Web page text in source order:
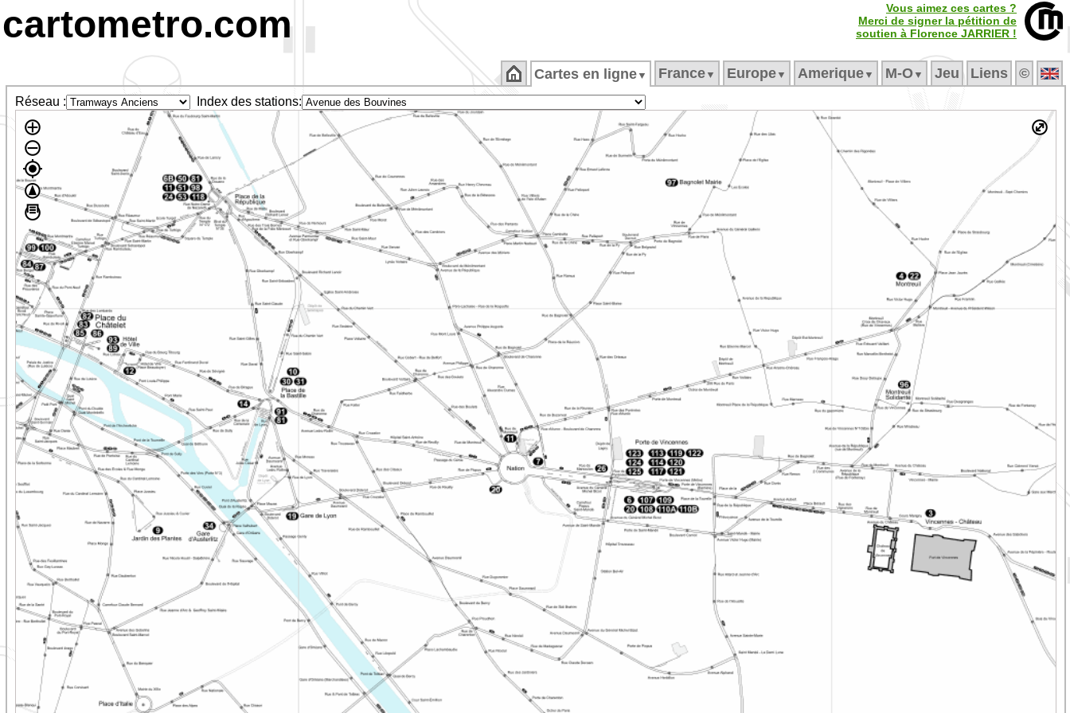
cartometro.com
Vous aimez ces cartes ?
Merci de signer la pétition de
soutien à Florence JARRIER !
Cartes en ligne ▼ France ▼ Europe ▼ Amerique ▼ M‑O ▼ Jeu Liens ©
Réseau : Index des stations: